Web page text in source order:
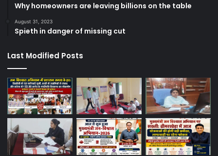
Why homeowners are leaving billions on the table
August 31, 2023
Spieth in danger of missing cut
Last Modified Posts